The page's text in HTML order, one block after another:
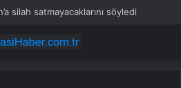
silah satmayacaklarını söyledi